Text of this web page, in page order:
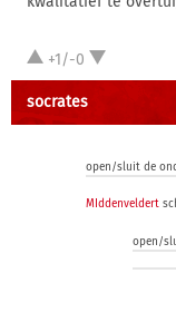
+1/-0
socrates
open/sluit de
MIddenveldert
open/